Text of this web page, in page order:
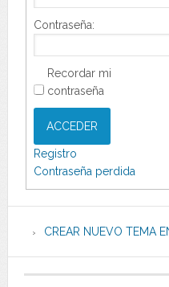
Contraseña:
Recordar mi
contraseña
ACCEDER
Registro
Contraseña perdida
CREAR NUEVO TEMA